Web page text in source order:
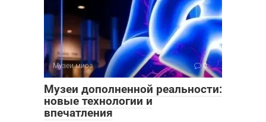
Музеи мира 0
Музеи дополненной реальности:
новые технологии и
впечатления